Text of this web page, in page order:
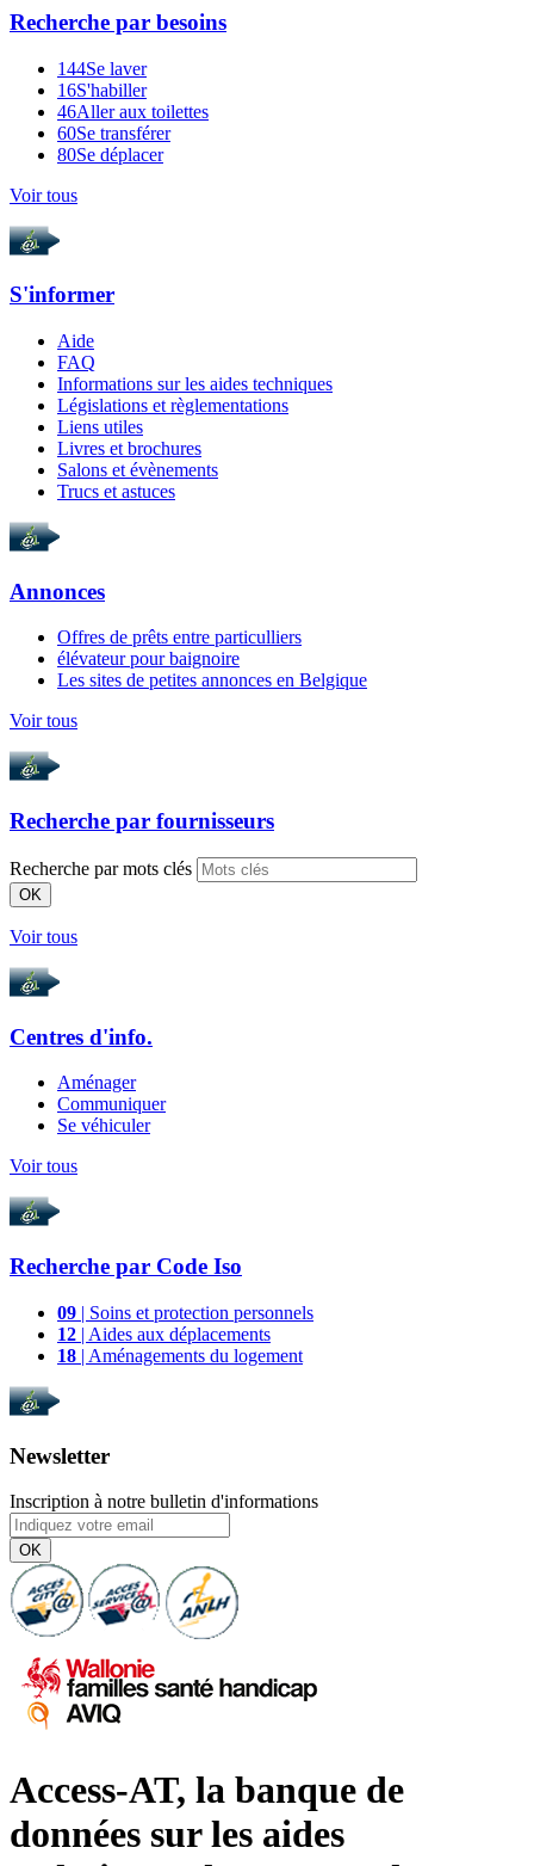
Recherche par besoins
144Se laver
16S'habiller
46Aller aux toilettes
60Se transférer
80Se déplacer
Voir tous
S'informer
Aide
FAQ
Informations sur les aides techniques
Législations et règlementations
Liens utiles
Livres et brochures
Salons et évènements
Trucs et astuces
Annonces
Offres de prêts entre particulliers
élévateur pour baignoire
Les sites de petites annonces en Belgique
Voir tous
Recherche par fournisseurs
Recherche par mots clés
OK
Voir tous
Centres d'info.
Aménager
Communiquer
Se véhiculer
Voir tous
Recherche par Code Iso
09 | Soins et protection personnels
12 | Aides aux déplacements
18 | Aménagements du logement
Newsletter
Inscription à notre bulletin d'informations
OK
Access-AT, la banque de
données sur les aides